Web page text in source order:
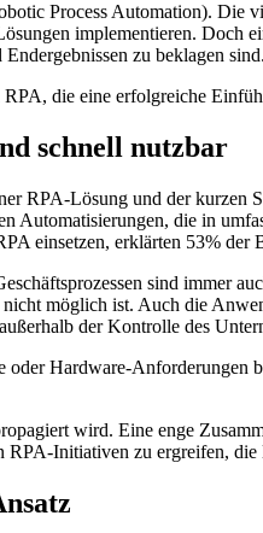
Process Automation).
implementieren.
zu beklagen sind.
die eine erfolgreiche
schnell nutzbar
RPA-Lösung und der
Automatisierungen, die in
einsetzen, erklärten 53%
sind immer
möglich ist. Auch die
der Kontrolle des
Hardware-
wird. Eine enge
Initiativen zu ergreifen, die